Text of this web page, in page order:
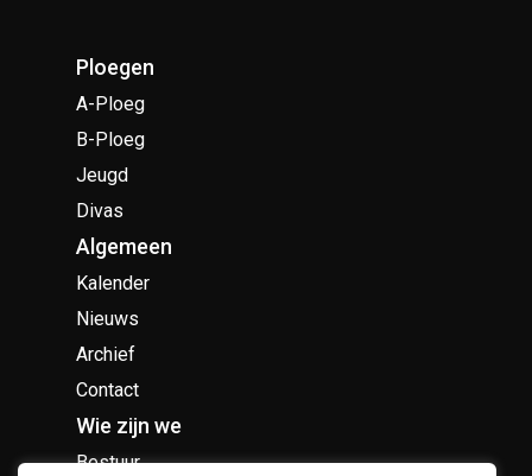
Ploegen
A-Ploeg
B-Ploeg
Jeugd
Divas
Algemeen
Kalender
Nieuws
Archief
Contact
Wie zijn we
Bestuur